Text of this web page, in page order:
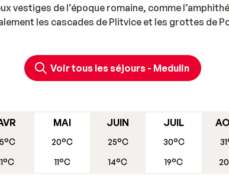
vestiges de l’époque romaine, comme
les cascades de Plitvice et les grottes de
Voir tous les séjours - Medulin
MAI
20°C
11°C
JUIN
25°C
14°C
JUIL
30°C
19°C